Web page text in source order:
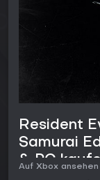
Resident
Samurai
& PC
Auf Xbox ansehen